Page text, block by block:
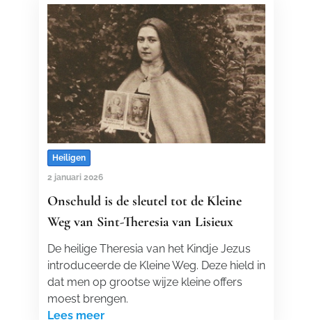
Heiligen
2 januari 2026
Onschuld is de sleutel tot de Kleine
Weg van Sint-Theresia van Lisieux
De heilige Theresia van het Kindje Jezus
introduceerde de Kleine Weg. Deze hield in
dat men op grootse wijze kleine offers
moest brengen.
Lees meer